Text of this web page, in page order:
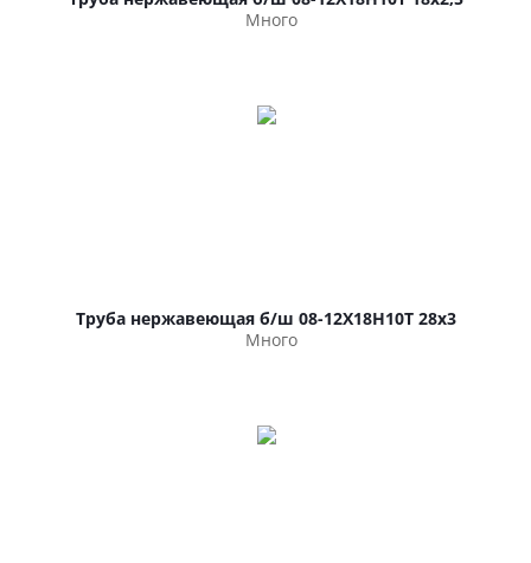
Много
Труба нержавеющая б/ш 08-12Х18Н10Т 28х3
Много